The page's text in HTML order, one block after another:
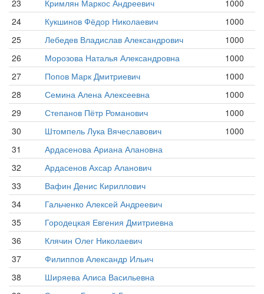
23
Кримлян Маркос Андреевич
1000
24
Кукшинов Фёдор Николаевич
1000
25
Лебедев Владислав Александрович
1000
26
Морозова Наталья Александровна
1000
27
Попов Марк Дмитриевич
1000
28
Семина Алена Алексеевна
1000
29
Степанов Пётр Романович
1000
30
Штомпель Лука Вячеславович
1000
31
Ардасенова Ариана Алановна
32
Ардасенов Ахсар Аланович
33
Вафин Денис Кириллович
34
Гальченко Алексей Андреевич
35
Городецкая Евгения Дмитриевна
36
Клячин Олег Николаевич
37
Филиппов Александр Ильич
38
Ширяева Алиса Васильевна